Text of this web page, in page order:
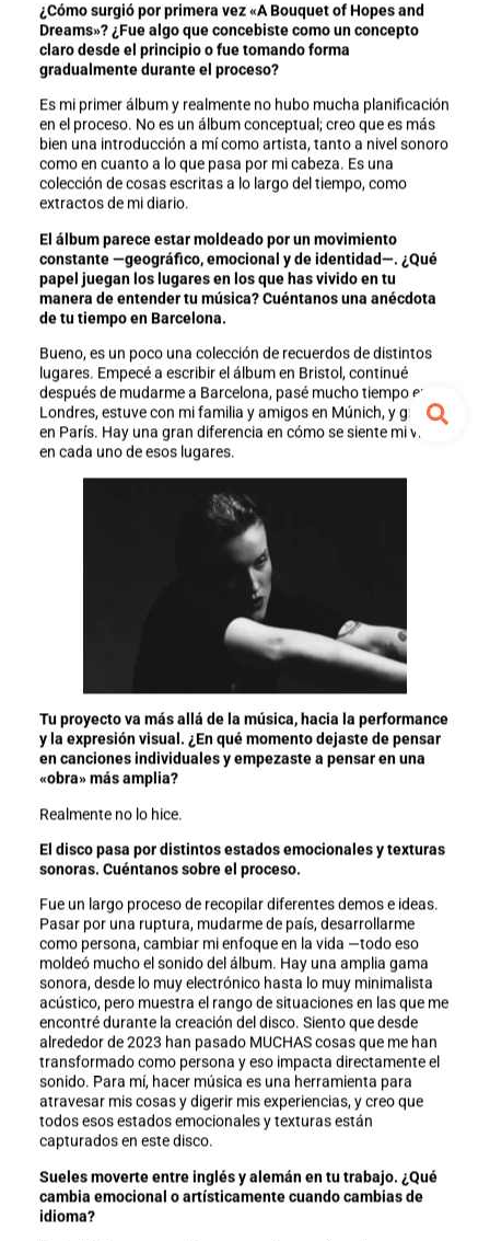
¿Cómo surgió por primera vez «A Bouquet of Hopes and
Dreams»? ¿Fue algo que concebiste como un concepto
claro desde el principio o fue tomando forma
gradualmente durante el proceso?
Es mi primer álbum y realmente no hubo mucha planificación
en el proceso. No es un álbum conceptual; creo que es más
bien una introducción a mí como artista, tanto a nivel sonoro
como en cuanto a lo que pasa por mi cabeza. Es una
colección de cosas escritas a lo largo del tiempo, como
extractos de mi diario.
El álbum parece estar moldeado por un movimiento
constante —geográfico, emocional y de identidad—. ¿Qué
papel juegan los lugares en los que has vivido en tu
manera de entender tu música? Cuéntanos una anécdota
de tu tiempo en Barcelona.
Bueno, es un poco una colección de recuerdos de distintos
lugares. Empecé a escribir el álbum en Bristol, continué
después de mudarme a Barcelona, pasé mucho tiempo en
Londres, estuve con mi familia y amigos en Múnich, y grabé
en París. Hay una gran diferencia en cómo se siente mi vida
en cada uno de esos lugares.
Tu proyecto va más allá de la música, hacia la performance
y la expresión visual. ¿En qué momento dejaste de pensar
en canciones individuales y empezaste a pensar en una
«obra» más amplia?
Realmente no lo hice.
El disco pasa por distintos estados emocionales y texturas
sonoras. Cuéntanos sobre el proceso.
Fue un largo proceso de recopilar diferentes demos e ideas.
Pasar por una ruptura, mudarme de país, desarrollarme
como persona, cambiar mi enfoque en la vida —todo eso
moldeó mucho el sonido del álbum. Hay una amplia gama
sonora, desde lo muy electrónico hasta lo muy minimalista
acústico, pero muestra el rango de situaciones en las que me
encontré durante la creación del disco. Siento que desde
alrededor de 2023 han pasado MUCHAS cosas que me han
transformado como persona y eso impacta directamente el
sonido. Para mí, hacer música es una herramienta para
atravesar mis cosas y digerir mis experiencias, y creo que
todos esos estados emocionales y texturas están
capturados en este disco.
Sueles moverte entre inglés y alemán en tu trabajo. ¿Qué
cambia emocional o artísticamente cuando cambias de
idioma?